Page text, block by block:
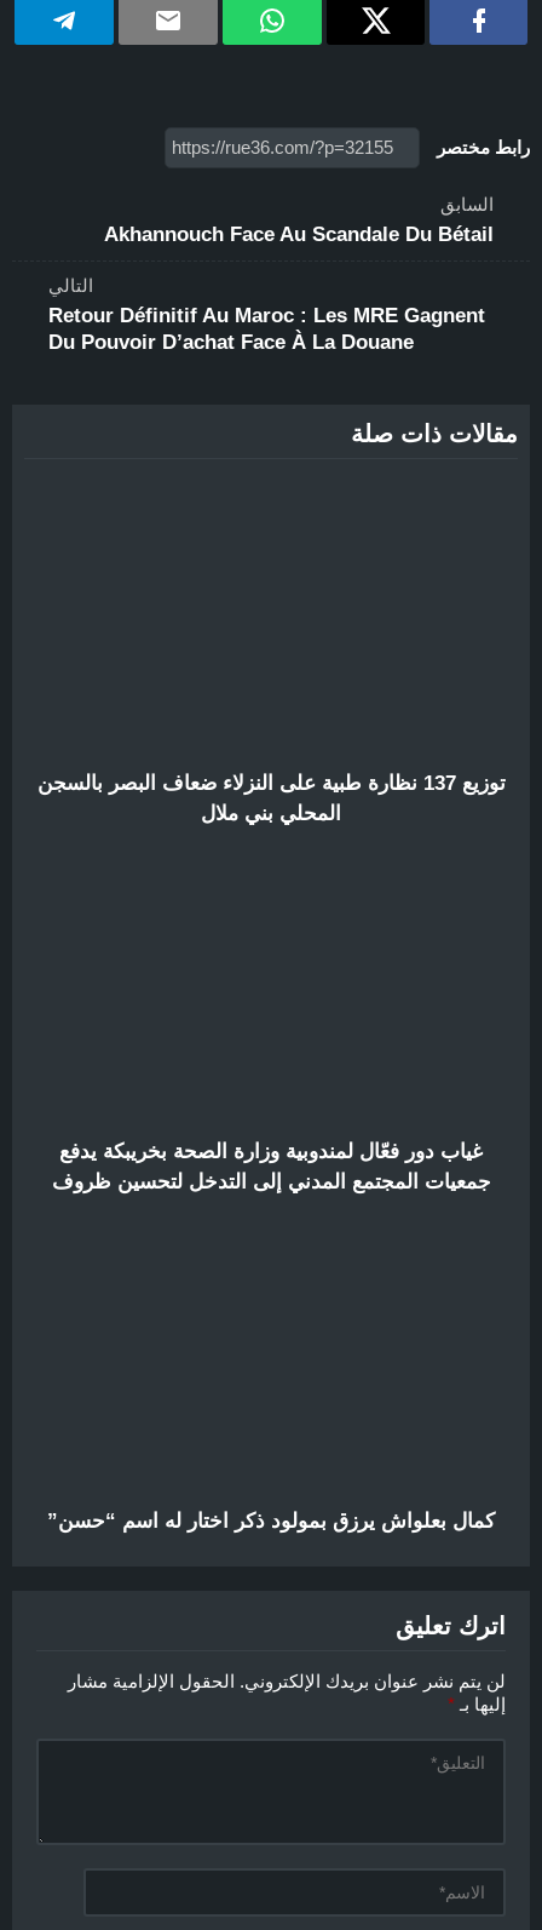
رابط مختصر
السابق
Akhannouch Face Au Scandale Du Bétail
التالي
Retour Définitif Au Maroc : Les MRE Gagnent
Du Pouvoir D’achat Face À La Douane
مقالات ذات صلة
توزيع 137 نظارة طبية على النزلاء ضعاف البصر بالسجن
المحلي بني ملال
غياب دور فعّال لمندوبية وزارة الصحة بخريبكة يدفع
جمعيات المجتمع المدني إلى التدخل لتحسين ظروف
كمال بعلواش يرزق بمولود ذكر اختار له اسم “حسن”
اترك تعليق
لن يتم نشر عنوان بريدك الإلكتروني. الحقول الإلزامية مشار
إليها بـ *